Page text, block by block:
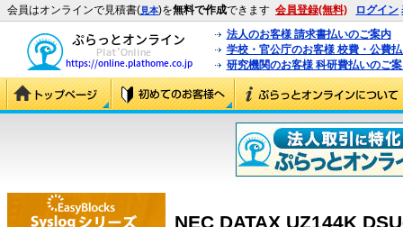
会員はオンラインで見積書(見本)を無料で作成できます 会員登録(無料) ログイン
法人のお客様 請求書払いのご案内
学校・官公庁のお客様 校費・公費
研究機関のお客様 科研費払いのご
NEC DATAX UZ144K